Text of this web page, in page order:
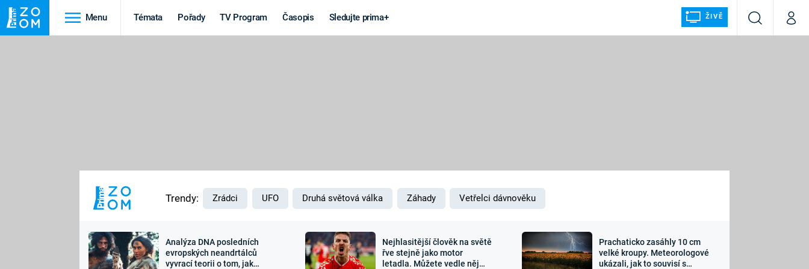
Menu Témata Pořady TV Program Časopis Sledujte prima+ ŽIVĚ
VyhledáváníMůj
MARS
Výročí
Záhady a
Zajímavosti Sledujte nás
Trendy: Zrádci UFO Druhá světová válka Záhady Vetřelci dávnověku
Analýza DNA posledních
evropských neandrtálců
vyvrací teorii o tom, jak
Nejhlasitější člověk na světě
řve stejně jako motor
letadla. Můžete vedle něj
Prachaticko zasáhly 10 cm
velké kroupy. Meteorologové
ukázali, jak to souvisí s